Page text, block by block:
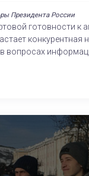
Президента России
готовности к
конкурентная
вопросах